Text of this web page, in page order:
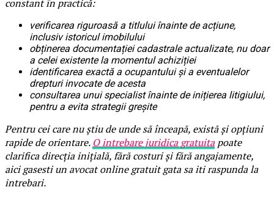
constant în practică:
verificarea riguroasă a titlului înainte de acțiune,
inclusiv istoricul imobilului
obținerea documentației cadastrale actualizate, nu doar
a celei existente la momentul achiziției
identificarea exactă a ocupantului și a eventualelor
drepturi invocate de acesta
consultarea unui specialist înainte de inițierea litigiului,
pentru a evita strategii greșite
Pentru cei care nu știu de unde să înceapă, există și opțiuni
rapide de orientare. O intrebare juridica gratuitapoate
clarifica direcția inițială, fără costuri și fără angajamente,
aici gasesti un avocat online gratuit gata sa iti raspunda la
intrebari.